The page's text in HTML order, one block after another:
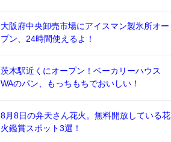
大阪府中央卸売市場にアイスマン製氷所オー
プン、24時間使えるよ！
茨木駅近くにオープン！ベーカリーハウス
WAのパン、もっちもちでおいしい！
8月8日の弁天さん花火。無料開放している花
火鑑賞スポット3選！